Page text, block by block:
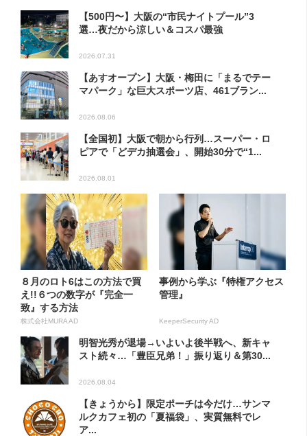
【500円〜】大阪の“市民ナイトプール”3
選…夜だから涼しい＆コスパ最強
2026.07.31
【あすオープン】大阪・梅田に「まるでテー
マパーク」な巨大スポーツ店、461ブラン...
2026.08.06
【全国初】大阪で朝から行列…スーパー・ロ
ピアで「どデカ抽選会」、開始30分で“1...
2026.08.01
８月のロト6はこの方法で買
え!!６つの数字が『完全一
致』する方法
株式会社MURA AD
事例から学ぶ『特権アクセス
管理』
KeeperSecurity AD
明智光秀が退場→いよいよ後半戦へ、新キャ
スト続々…「豊臣兄弟！」振り返り＆第30...
2026.08.04
【きょうから】限定ポーチは今だけ…サンマ
ルクカフェ初の「夏福袋」、実質無料でレ
ア...